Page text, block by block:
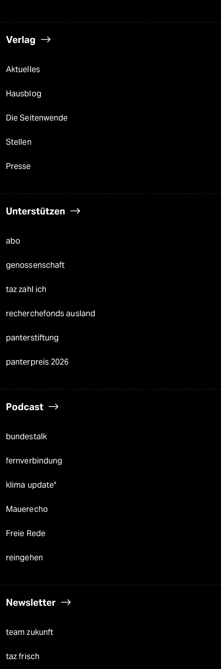
Verlag
Aktuelles
Hausblog
Die Seitenwende
Stellen
Presse
Unterstützen
abo
genossenschaft
taz zahl ich
recherchefonds ausland
panterstiftung
panterpreis 2026
Podcast
bundestalk
fernverbindung
klima update°
Mauerecho
Freie Rede
reingehen
Newsletter
team zukunft
taz frisch